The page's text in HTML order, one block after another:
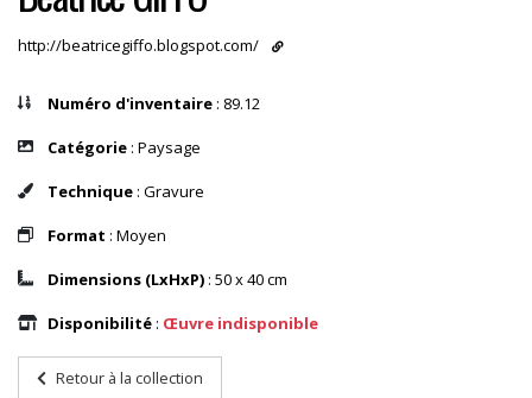
http://beatricegiffo.blogspot.com/
Numéro d'inventaire : 89.12
Catégorie : Paysage
Technique : Gravure
Format : Moyen
Dimensions (LxHxP) : 50 x 40 cm
Disponibilité : Œuvre indisponible
Retour à la collection